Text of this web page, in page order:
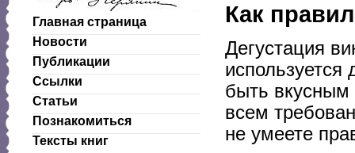
Главная страница
Новости
Публикации
Ссылки
Статьи
Познакомиться
Тексты книг
Как
Дегустация
быть
всем
не умеете